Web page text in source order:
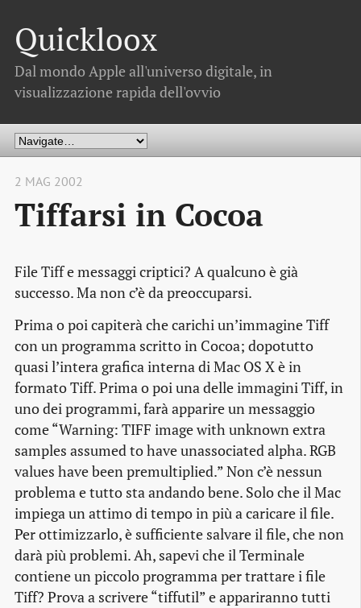
Quickloox
Dal mondo Apple all'universo digitale, in
visualizzazione rapida dell'ovvio
2 MAG 2002
Tiffarsi in Cocoa
File Tiff e messaggi criptici? A qualcuno è già
successo. Ma non c’è da preoccuparsi.
Prima o poi capiterà che carichi un’immagine Tiff
con un programma scritto in Cocoa; dopotutto
quasi l’intera grafica interna di Mac OS X è in
formato Tiff. Prima o poi una delle immagini Tiff, in
uno dei programmi, farà apparire un messaggio
come “Warning: TIFF image with unknown extra
samples assumed to have unassociated alpha. RGB
values have been premultiplied.” Non c’è nessun
problema e tutto sta andando bene. Solo che il Mac
impiega un attimo di tempo in più a caricare il file.
Per ottimizzarlo, è sufficiente salvare il file, che non
darà più problemi. Ah, sapevi che il Terminale
contiene un piccolo programma per trattare i file
Tiff? Prova a scrivere “tiffutil” e appariranno tutti